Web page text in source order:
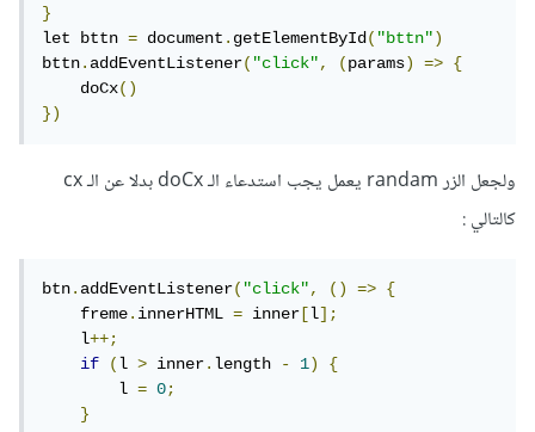
}
let bttn = document.getElementById("bttn")
bttn.addEventListener("click", (params) =>
{
    doCx
()
})
ولجعل الزر randam يعمل يجب استدعاء الـ doCx بدلا عن الـ cx
كالتالي :
btn.addEventListener("click", () =>
{
    freme
.innerHTML = inner [l];
    l
++;
if
(l > inner.length - 1)
{
        l
= 0;
}